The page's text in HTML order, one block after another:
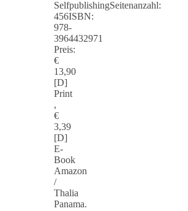
SelfpublishingSeitenanzahl:
456ISBN:
978-
3964432971
Preis:
€
13,90
[D]
Print
,
€
3,39
[D]
E-
Book
Amazon
/
Thalia
Panama.